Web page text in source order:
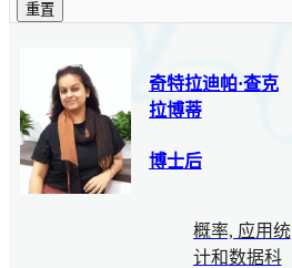
重置
奇特拉迪帕·查克
拉博蒂
博士后
概率, 应用统
计和数据科